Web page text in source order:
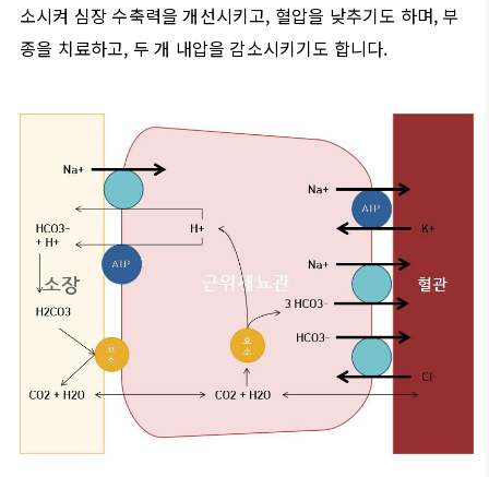
소시켜 심장 수축력을 개선시키고, 혈압을 낮추기도 하며, 부
종을 치료하고, 두 개 내압을 감소시키기도 합니다.